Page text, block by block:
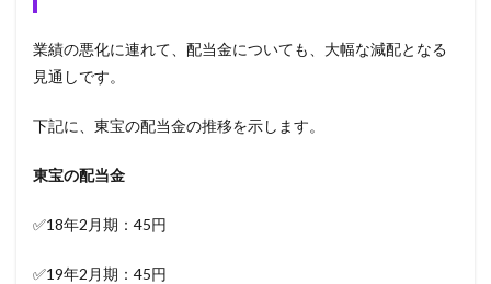
業績の悪化に連れて、配当金についても、大幅な減配となる
見通しです。
下記に、東宝の配当金の推移を示します。
東宝の配当金
✅18年2月期：45円
✅19年2月期：45円